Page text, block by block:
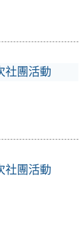
社團活動
社團活動